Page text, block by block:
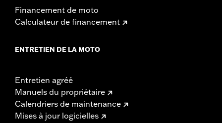
Financement de moto
Calculateur de financement
ENTRETIEN DE LA MOTO
Entretien agréé
Manuels du propriétaire
Calendriers de maintenance
Mises à jour logicielles